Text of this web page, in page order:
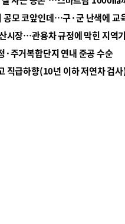
시장…관용차 규정에 막힌 지역
·주거복합단지 연내 준공 수순